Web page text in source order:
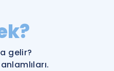
Puan Hesaplama Aracı
Hazırlananlar için Öneriler
Remzi Hoca ile seni sınava
gelir?